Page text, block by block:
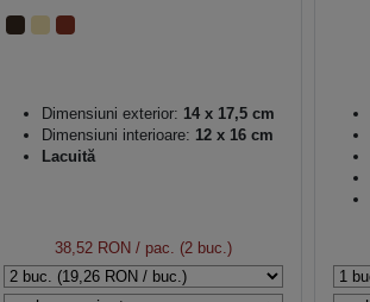
Dimensiuni exterior: 14 x 17,5 cm
Dimensiuni interioare: 12 x 16 cm
Lacuită
38,52 RON / pac. (2 buc.)